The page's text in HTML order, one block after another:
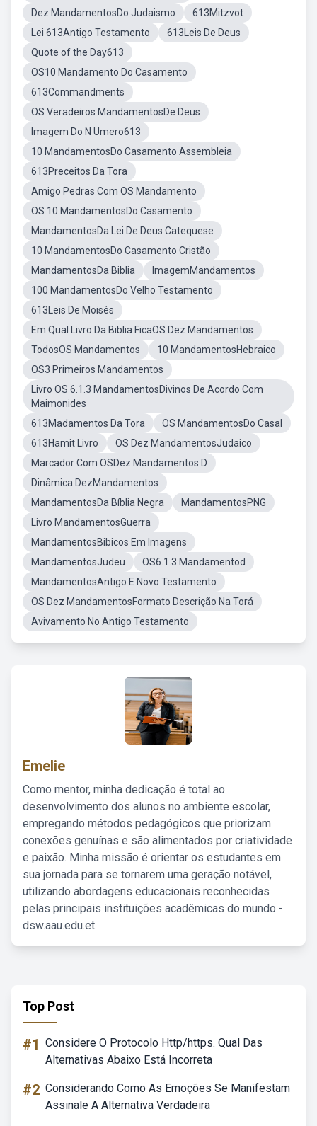
Dez MandamentosDo Judaismo
613Mitzvot
Lei 613Antigo Testamento
613Leis De Deus
Quote of the Day613
OS10 Mandamento Do Casamento
613Commandments
OS Veradeiros MandamentosDe Deus
Imagem Do N Umero613
10 MandamentosDo Casamento Assembleia
613Preceitos Da Tora
Amigo Pedras Com OS Mandamento
OS 10 MandamentosDo Casamento
MandamentosDa Lei De Deus Catequese
10 MandamentosDo Casamento Cristão
MandamentosDa Biblia
ImagemMandamentos
100 MandamentosDo Velho Testamento
613Leis De Moisés
Em Qual Livro Da Biblia FicaOS Dez Mandamentos
TodosOS Mandamentos
10 MandamentosHebraico
OS3 Primeiros Mandamentos
Livro OS 6.1.3 MandamentosDivinos De Acordo Com
Maimonides
613Madamentos Da Tora
OS MandamentosDo Casal
613Hamit Livro
OS Dez MandamentosJudaico
Marcador Com OSDez Mandamentos D
Dinâmica DezMandamentos
MandamentosDa Bíblia Negra
MandamentosPNG
Livro MandamentosGuerra
MandamentosBibicos Em Imagens
MandamentosJudeu
OS6.1.3 Mandamentod
MandamentosAntigo E Novo Testamento
OS Dez MandamentosFormato Descrição Na Torá
Avivamento No Antigo Testamento
Emelie
Como mentor, minha dedicação é total ao
desenvolvimento dos alunos no ambiente escolar,
empregando métodos pedagógicos que priorizam
conexões genuínas e são alimentados por criatividade
e paixão. Minha missão é orientar os estudantes em
sua jornada para se tornarem uma geração notável,
utilizando abordagens educacionais reconhecidas
pelas principais instituições acadêmicas do mundo -
dsw.aau.edu.et.
Top Post
#1 Considere O Protocolo Http/https. Qual Das
Alternativas Abaixo Está Incorreta
#2 Considerando Como As Emoções Se Manifestam
Assinale A Alternativa Verdadeira